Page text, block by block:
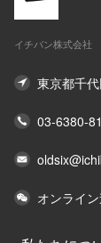
イチバン株式会社
東京都千
03-6380-
オンライ